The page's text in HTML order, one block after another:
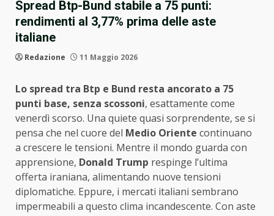
Spread Btp-Bund stabile a 75 punti:
rendimenti al 3,77% prima delle aste
italiane
Redazione 11 Maggio 2026
Lo spread tra Btp e Bund resta ancorato a 75
punti base, senza scossoni, esattamente come
venerdì scorso. Una quiete quasi sorprendente, se si
pensa che nel cuore del Medio Oriente continuano
a crescere le tensioni. Mentre il mondo guarda con
apprensione, Donald Trump respinge l’ultima
offerta iraniana, alimentando nuove tensioni
diplomatiche. Eppure, i mercati italiani sembrano
impermeabili a questo clima incandescente. Con aste